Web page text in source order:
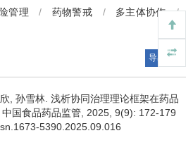
管理 / 药物警戒 / 多主体协作
/
导出引用
, 孙雪林. 浅析协同治理理论框架在药品
国食品药品监管, 2025, 9(9): 172-179
5390.2025.09.016